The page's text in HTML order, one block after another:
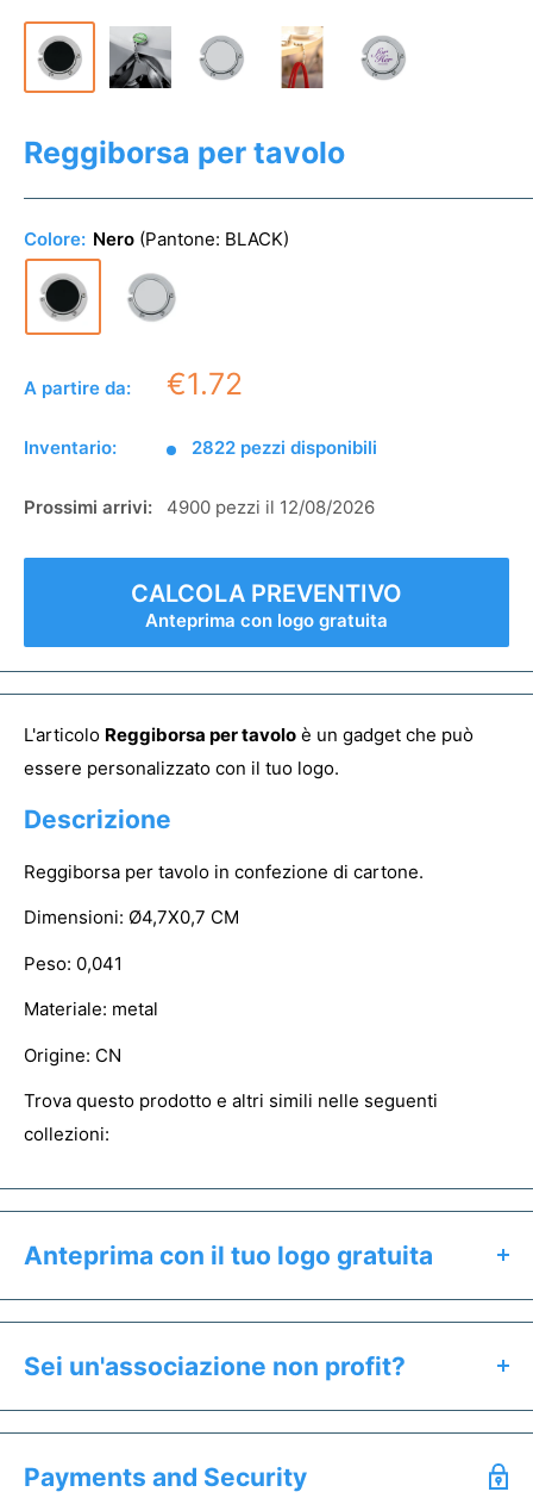
Reggiborsa per tavolo
Colore: Nero (Pantone: BLACK)
A partire da: €1.72
Inventario: 2822 pezzi disponibili
Prossimi arrivi: 4900 pezzi il 12/08/2026
CALCOLA PREVENTIVO
Anteprima con logo gratuita
L'articolo Reggiborsa per tavolo è un gadget che può
essere personalizzato con il tuo logo.
Descrizione
Reggiborsa per tavolo in confezione di cartone.
Dimensioni: Ø4,7X0,7 CM
Peso: 0,041
Materiale: metal
Origine: CN
Trova questo prodotto e altri simili nelle seguenti
collezioni:
Anteprima con il tuo logo gratuita
Clicca il pulsante "Preventivo & Anteprima" per:
Calcolare il prezzo esatto del prodotto
Salvare un preventivo
Acquistare campioni senza stampa
Sei un'associazione non profit?
Se sei un'associazione non profit hai diritto a prezzi
Terzo Settore.
Payments and Security